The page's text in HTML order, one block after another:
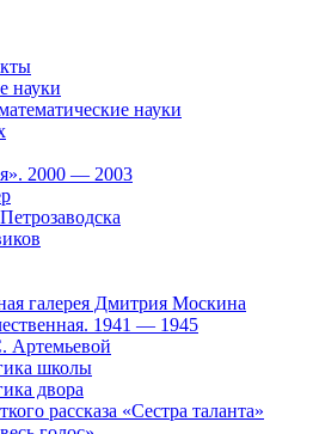
науки
науки
2000 — 2003
галерея Дмитрия Москина
1941 — 1945
Артемьевой
школы
двора
рассказа «Сестра таланта»